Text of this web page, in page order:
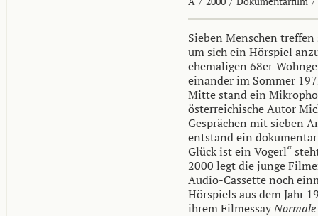
Sieben Menschen
um sich ein Hörspiel
ehemaligen 68er-
einander im Sommer
Mitte stand ein
österreichische Autor
Gesprächen mit sieben
entstand ein
Glück ist ein Vogerl“
2000 legt die junge
Audio-Cassette noch
Hörspiels aus dem Jahr
ihrem Filmessay